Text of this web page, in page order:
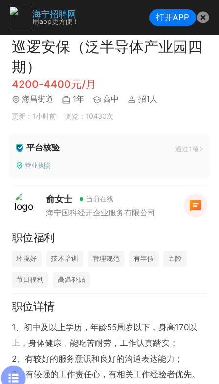
巡逻安保（泛半导体产业园四
期）
4200-4400元/月
海昌街道 1年 高中 招1人
更新：1小时前 浏览：10430次
平台核验 通过1项
营业执照
俞女士 当前在线
海宁国科经开企业服务有限公司
职位福利
环境好 技术培训 管理规范 有年假 五险
节日福利 高温补贴
职位详情
1、初中及以上学历，年龄55周岁以下，身高170以
上，身体健康，能吃苦耐劳，工作认真踏实；
2、有较好的服务意识和良好的沟通表达能力；
3、有较强的工作责任心，有相关工作经验者优先。
海宁招聘网
用app更方便！ 打开APP